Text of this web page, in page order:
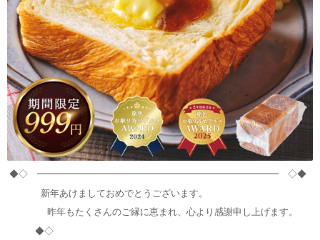
◆◇ ━━━━━━━━━━━━━━━━━━━━━━━━━━ ◇◆
新年あけましておめでとうございます。
昨年もたくさんのご縁に恵まれ、心より感謝申し上げます。
◆◇